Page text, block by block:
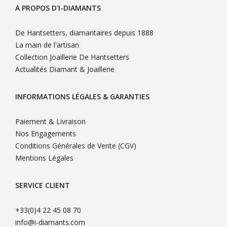
A PROPOS D'I-DIAMANTS
De Hantsetters, diamantaires depuis 1888
La main de l'artisan
Collection Joaillerie De Hantsetters
Actualités Diamant & Joaillerie
INFORMATIONS LÉGALES & GARANTIES
Paiement & Livraison
Nos Engagements
Conditions Générales de Vente (CGV)
Mentions Légales
SERVICE CLIENT
+33(0)4 22 45 08 70
info@i-diamants.com